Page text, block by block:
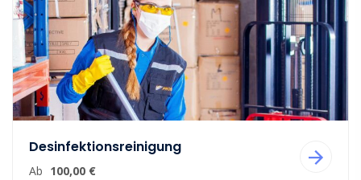
Desinfektionsreinigung
Ab 100,00 €